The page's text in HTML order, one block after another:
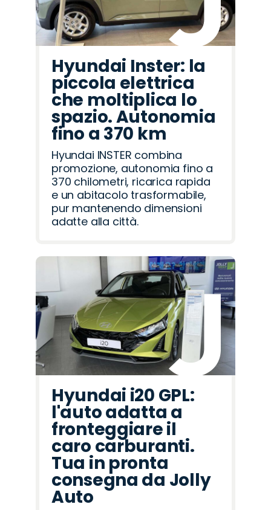
Hyundai Inster: la
piccola elettrica
che moltiplica lo
spazio. Autonomia
fino a 370 km
Hyundai INSTER combina
promozione, autonomia fino a
370 chilometri, ricarica rapida
e un abitacolo trasformabile,
pur mantenendo dimensioni
adatte alla città.
Hyundai i20 GPL:
l'auto adatta a
fronteggiare il
caro carburanti.
Tua in pronta
consegna da Jolly
Auto